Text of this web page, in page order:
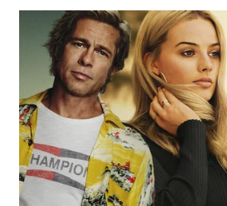
WAHANA
PERSONA
WAHANA
OTOMOTIF
WAHANA
HEALTH